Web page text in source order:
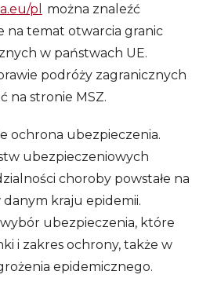
pl
można znaleźć
na temat otwarcia granic
w państwach UE.
podróży zagranicznych
na stronie MSZ.
ochrona ubezpieczenia.
ubezpieczeniowych
choroby powstałe na
kraju epidemii.
ubezpieczenia, które
i zakres ochrony, także w
epidemicznego.